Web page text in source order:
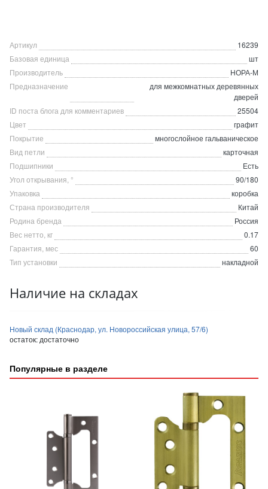
Артикул
16239
Базовая единица
шт
Производитель
НОРА-М
Предназначение
для межкомнатных деревянных
дверей
ID поста блога для комментариев
25504
Цвет
графит
Покрытие
многослойное гальваническое
Вид петли
карточная
Подшипники
Есть
Угол открывания, °
90/180
Упаковка
коробка
Страна производителя
Китай
Родина бренда
Россия
Вес нетто, кг
0.17
Гарантия, мес
60
Тип установки
накладной
Наличие на складах
Новый склад (Краснодар, ул. Новороссийская улица, 57/6)
остаток: достаточно
Популярные в разделе